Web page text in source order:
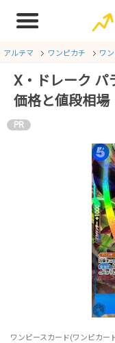
アルテマ ワンピカチ ワ
X・ドレーク パ
価格と値段相場
PR
ワンピースカード(ワンピカー